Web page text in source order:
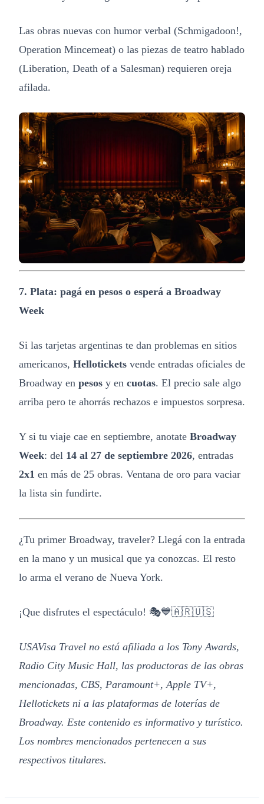
Las obras nuevas con humor verbal (Schmigadoon!,
Operation Mincemeat) o las piezas de teatro hablado
(Liberation, Death of a Salesman) requieren oreja
afilada.
7. Plata: pagá en pesos o esperá a Broadway
Week
Si las tarjetas argentinas te dan problemas en sitios
americanos, Hellotickets vende entradas oficiales de
Broadway en pesos y en cuotas. El precio sale algo
arriba pero te ahorrás rechazos e impuestos sorpresa.
Y si tu viaje cae en septiembre, anotate Broadway
Week: del 14 al 27 de septiembre 2026, entradas
2x1 en más de 25 obras. Ventana de oro para vaciar
la lista sin fundirte.
¿Tu primer Broadway, traveler? Llegá con la entrada
en la mano y un musical que ya conozcas. El resto
lo arma el verano de Nueva York.
¡Que disfrutes el espectáculo! 🎭💙🇦🇷🇺🇸
USAVisa Travel no está afiliada a los Tony Awards,
Radio City Music Hall, las productoras de las obras
mencionadas, CBS, Paramount+, Apple TV+,
Hellotickets ni a las plataformas de loterías de
Broadway. Este contenido es informativo y turístico.
Los nombres mencionados pertenecen a sus
respectivos titulares.